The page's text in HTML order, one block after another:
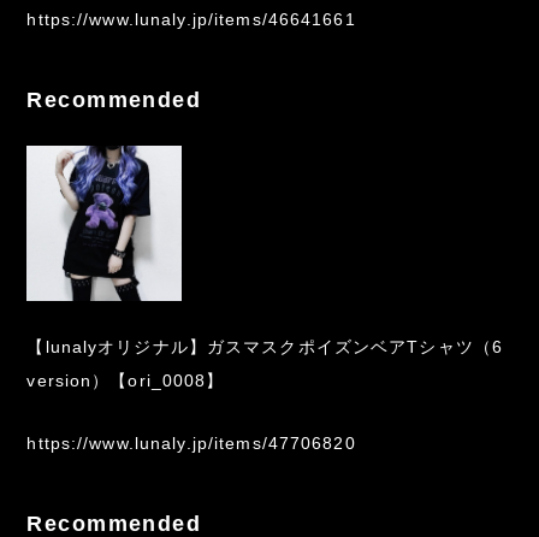
https://www.lunaly.jp/items/46641661
Recommended
【lunalyオリジナル】ガスマスクポイズンベアTシャツ（6
version）【ori_0008】
https://www.lunaly.jp/items/47706820
Recommended